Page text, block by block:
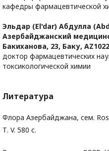
кафедры фармацевтической
Эльдар (El'dar) Абдулла
Азербайджанский
Бакиханова, 23, Баку, AZ1022
доктор фармацевтических
токсикологической химии
Литература
Флора Азербайджана, сем.
Т. V. 580 с.